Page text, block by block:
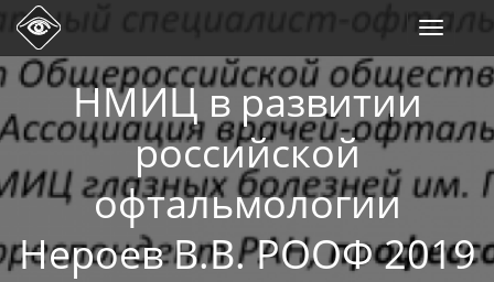
НМИЦ в развитии
российской
офтальмологии
Нероев В.В. РООФ 2019
Toggle